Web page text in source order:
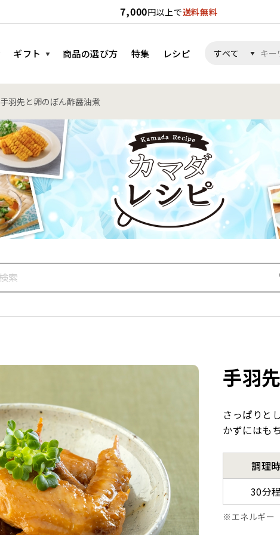
7,000円以上で送料無料
ギフト 商品の選び方 特集 レシピ
手羽先と卵のぽん酢醤油煮
手羽
さっぱりと
かずにはも
調理
30分
エネルギー